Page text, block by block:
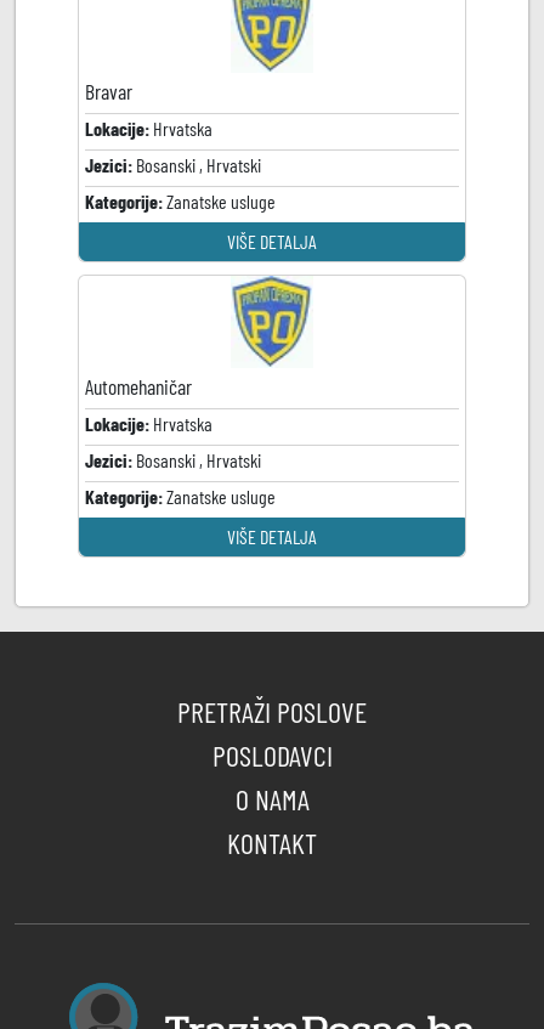
Bravar
Lokacije: Hrvatska
Jezici: Bosanski , Hrvatski
Kategorije:Zanatske usluge
VIŠE DETALJA
Automehaničar
Lokacije: Hrvatska
Jezici: Bosanski , Hrvatski
Kategorije:Zanatske usluge
VIŠE DETALJA
PRETRAŽI POSLOVE
POSLODAVCI
O NAMA
KONTAKT